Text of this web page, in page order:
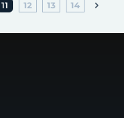
11 12 13 14